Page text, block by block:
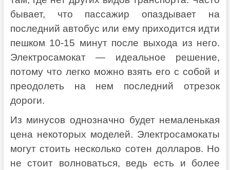
бывает, что пассажир опаздывает на
последний автобус или ему приходится идти
пешком 10-15 минут после выхода из него.
Электросамокат — идеальное решение,
потому что легко можно взять его с собой и
преодолеть на нем последний отрезок
дороги.
Из минусов однозначно будет немаленькая
цена некоторых моделей. Электросамокаты
могут стоить несколько сотен долларов. Но
не стоит волноваться, ведь есть и более